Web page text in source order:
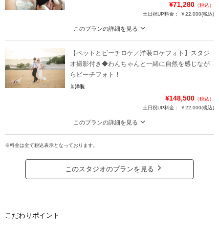
¥71,280 （税込）
土日祝UP料金：
￥22,000(税込)
このプランの詳細を見る
おふたりにとってはペットも大切な家族。館内のフォトスポットで思い出に残
る撮影を叶えて
ペットと叶えるフォトウェディング。ワンちゃん・ねこちゃんなど、おふたり
と大切な家族との特別な瞬間を撮影します。抱っこショットや見つめ合う瞬間
など、かけがえのない時間を写真に残して。全天候型スタジオなので天候・気
新婦衣装1着
会食
家族と撮影 家族用衣装レンタル ペットと撮影
ぺット撮影／新婦衣装ランクUP90%OFF／新郎衣装ランクUP 85％OFF／スタジオ
使用料／ブーケ・ブートニア／データダウンロード対応／ブライズルーム使用料／新
【ペットとビーチロケ／洋装ロケフォト】スタジ
オ撮影付き◆わんちゃんと一緒に自然を感じなが
らビーチフォト！
洋装
¥148,500 （税込）
土日祝UP料金：
￥22,000(税込)
このプランの詳細を見る
スタジオ撮影＋衣装＋ヘアメイク＋100カットデータが付いたお得なロケフォ
トプラン
0分の穴場ビーチで、ワンちゃんとの撮影をお楽しみください＊
※料金は全て税込表示となっております。
このスタジオのプランを見る
こだわりポイント